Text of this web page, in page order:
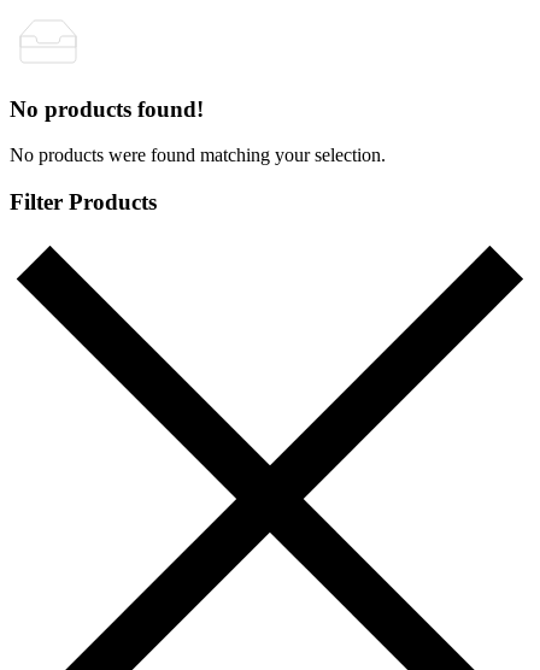
No products found!
No products were found matching your selection.
Filter Products